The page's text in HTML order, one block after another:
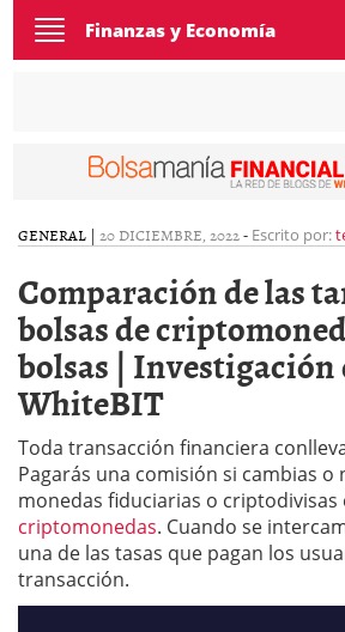
Toggle
navigation
Finanzas y Economía
GENERAL | 20 DICIEMBRE, 2022- Escrito por:
Comparación de las
bolsas de
bolsas | Investigación
WhiteBIT
Toda transacción financiera
Pagarás una comisión si cambias o
monedas fiduciarias o criptodivisas
criptomonedas. Cuando se
una de las tasas que pagan los
transacción.